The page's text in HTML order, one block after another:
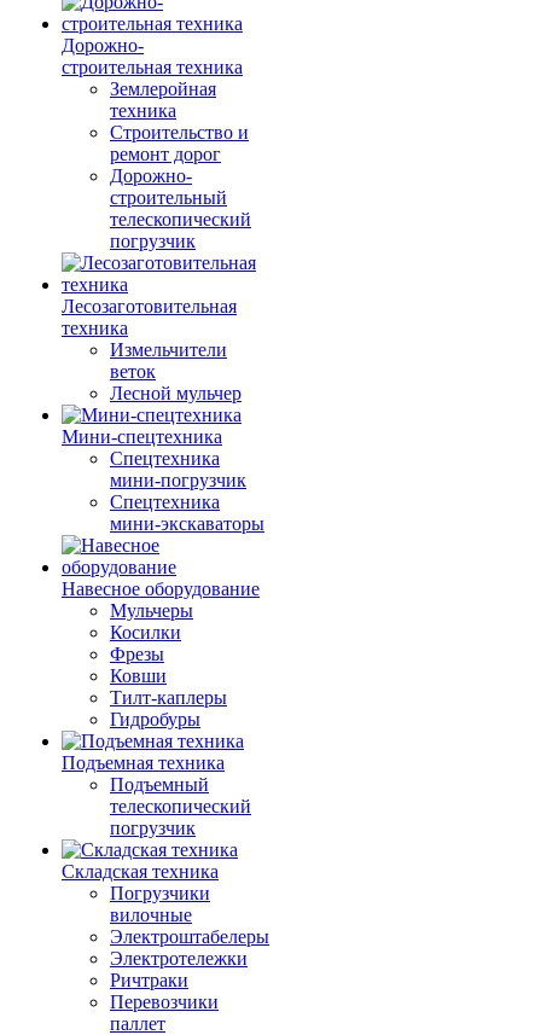
Дорожно-
строительная техника
Землеройная
техника
Строительство и
ремонт дорог
Дорожно-
строительный
телескопический
погрузчик
Лесозаготовительная
техника
Измельчители
веток
Лесной мульчер
Мини-спецтехника
Спецтехника
мини-погрузчик
Спецтехника
мини-экскаваторы
Навесное оборудование
Мульчеры
Косилки
Фрезы
Ковши
Тилт-каплеры
Гидробуры
Подъемная техника
Подъемный
телескопический
погрузчик
Складская техника
Погрузчики
вилочные
Электроштабелеры
Электротележки
Ричтраки
Перевозчики
паллет